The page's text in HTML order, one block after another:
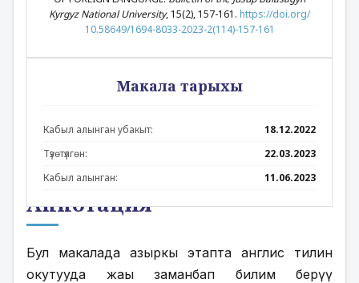
Аннотация
Бул макалада азыркы этапта англис тилин
окутууда жаңы заманбап билим берүү
Kyrgyz National University, 15(2), 157-161. https://doi.org/
10.58649/1694-8033-2023-2(114)-157-161
Макала тарыхы
Кабыл алынган убакыт:
18.12.2022
Түзөтүлгөн:
22.03.2023
Кабыл алынган:
11.06.2023